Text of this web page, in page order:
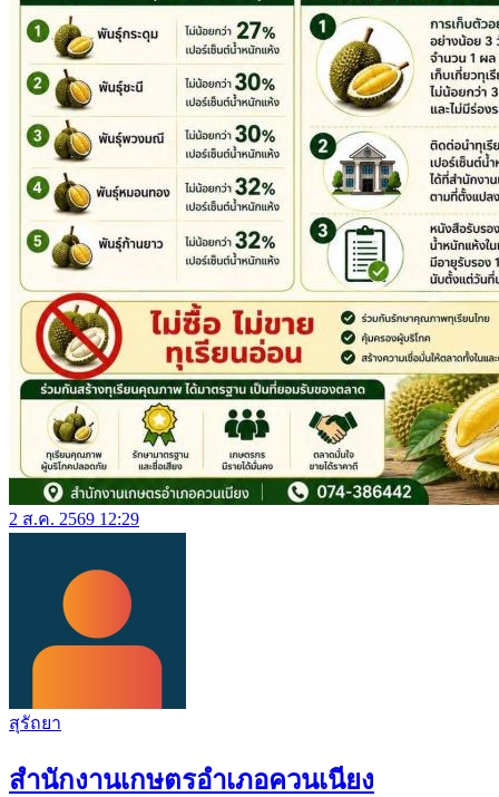
2 ส.ค. 2569 12:29
สุรัถยา
สำนักงานเกษตรอำเภอควนเนียง